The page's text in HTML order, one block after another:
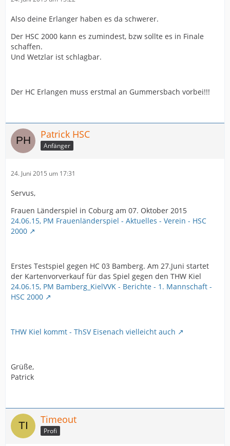
Also deine Erlanger haben es da schwerer.
Der HSC 2000 kann es zumindest, bzw sollte es in Finale
schaffen.
Und Wetzlar ist schlagbar.
Der HC Erlangen muss erstmal an Gummersbach vorbei!!!
Patrick HSC
Anfänger
24. Juni 2015 um 17:31
Servus,
Frauen Länderspiel in Coburg am 07. Oktober 2015
24.06.15, PM Frauenländerspiel - Aktuelles - Verein - HSC
2000
Erstes Testspiel gegen HC 03 Bamberg. Am 27.Juni startet
der Kartenvorverkauf für das Spiel gegen den THW Kiel
24.06.15, PM Bamberg_KielVVK - Berichte - 1. Mannschaft -
HSC 2000
THW Kiel kommt - ThSV Eisenach vielleicht auch
Grüße,
Patrick
Timeout
Profi